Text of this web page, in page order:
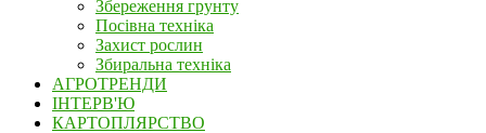
Збереження грунту
Посівна техніка
Захист рослин
Збиральна техніка
АГРОТРЕНДИ
ІНТЕРВ'Ю
КАРТОПЛЯРСТВО